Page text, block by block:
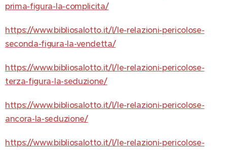
prima-figura-la-complicita/
https://www.bibliosalotto.it/l/le-relazioni-pericolose-
seconda-figura-la-vendetta/
https://www.bibliosalotto.it/l/le-relazioni-pericolose-
terza-figura-la-seduzione/
https://www.bibliosalotto.it/l/le-relazioni-pericolose-
ancora-la-seduzione/
https://www.bibliosalotto.it/l/le-relazioni-pericolose-